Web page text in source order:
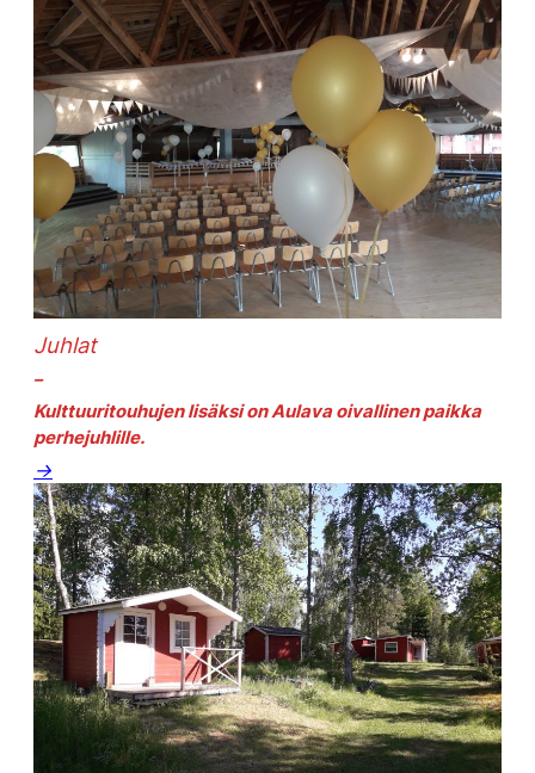
Juhlat
–
Kulttuuritouhujen lisäksi on Aulava oivallinen paikka
perhejuhlille.
→